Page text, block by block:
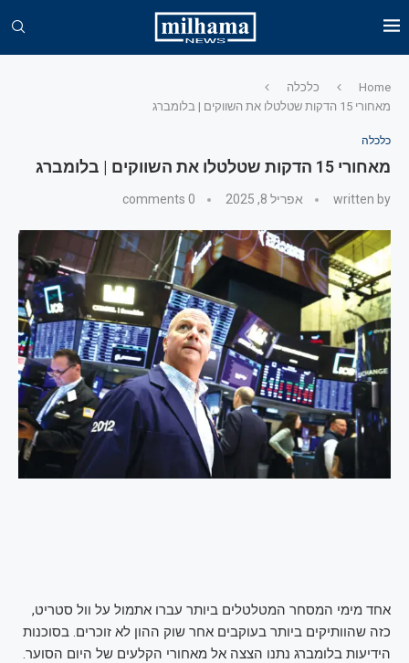
Home
כלכלה
מאחורי 15 הדקות שטלטלו את השווקים | בלומברג
כלכלה
מאחורי 15 הדקות שטלטלו את השווקים | בלומברג
written by אפריל 8, 2025 0 comments
אחד מימי המסחר המטלטלים ביותר עברו אתמול על וול סטריט,
כזה שהוותיקים ביותר בעוקבים אחר שוק ההון לא זוכרים. בסוכנות
הידיעות בלומברג נתנו הצצה אל מאחורי הקלעים של היום הסוער.